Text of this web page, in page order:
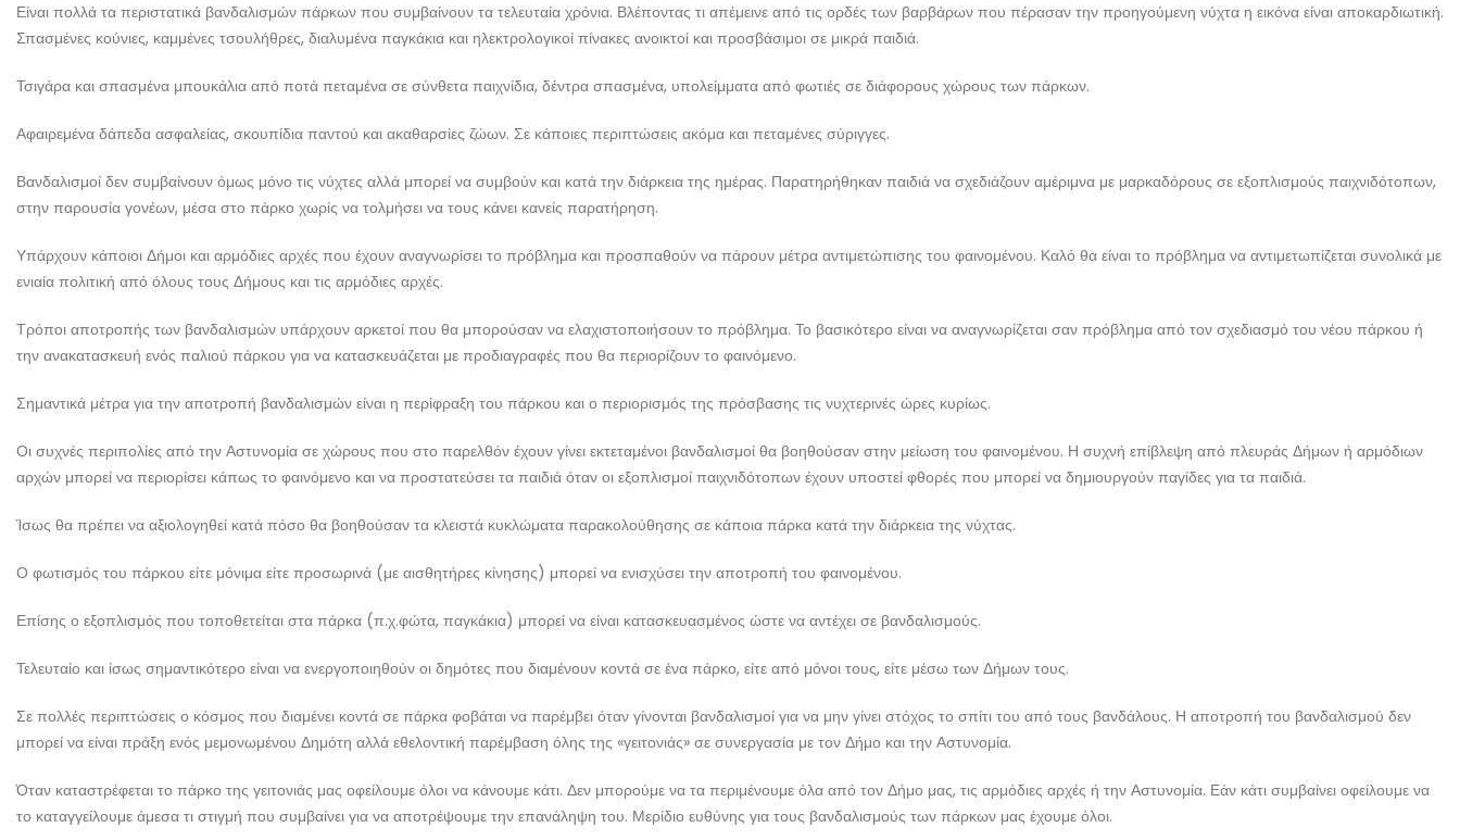
Είναι πολλά τα περιστατικά βανδαλισμών πάρκων που συμβαίνουν τα τελευταία χρόνια. Βλέποντας τι απέμεινε από τις ορδές των βαρβάρων που πέρασαν την προηγούμενη νύχτα η εικόνα είναι αποκαρδιωτική.
Σπασμένες κούνιες, καμμένες τσουλήθρες, διαλυμένα παγκάκια και ηλεκτρολογικοί πίνακες ανοικτοί και προσβάσιμοι σε μικρά παιδιά.
Τσιγάρα και σπασμένα μπουκάλια από ποτά πεταμένα σε σύνθετα παιχνίδια, δέντρα σπασμένα, υπολείμματα από φωτιές σε διάφορους χώρους των πάρκων.
Αφαιρεμένα δάπεδα ασφαλείας, σκουπίδια παντού και ακαθαρσίες ζώων. Σε κάποιες περιπτώσεις ακόμα και πεταμένες σύριγγες.
Βανδαλισμοί δεν συμβαίνουν όμως μόνο τις νύχτες αλλά μπορεί να συμβούν και κατά την διάρκεια της ημέρας. Παρατηρήθηκαν παιδιά να σχεδιάζουν αμέριμνα με μαρκαδόρους σε εξοπλισμούς παιχνιδότοπων,
στην παρουσία γονέων, μέσα στο πάρκο χωρίς να τολμήσει να τους κάνει κανείς παρατήρηση.
Υπάρχουν κάποιοι Δήμοι και αρμόδιες αρχές που έχουν αναγνωρίσει το πρόβλημα και προσπαθούν να πάρουν μέτρα αντιμετώπισης του φαινομένου. Καλό θα είναι το πρόβλημα να αντιμετωπίζεται συνολικά με
ενιαία πολιτική από όλους τους Δήμους και τις αρμόδιες αρχές.
Τρόποι αποτροπής των βανδαλισμών υπάρχουν αρκετοί που θα μπορούσαν να ελαχιστοποιήσουν το πρόβλημα. Το βασικότερο είναι να αναγνωρίζεται σαν πρόβλημα από τον σχεδιασμό του νέου πάρκου ή
την ανακατασκευή ενός παλιού πάρκου για να κατασκευάζεται με προδιαγραφές που θα περιορίζουν το φαινόμενο.
Σημαντικά μέτρα για την αποτροπή βανδαλισμών είναι η περίφραξη του πάρκου και ο περιορισμός της πρόσβασης τις νυχτερινές ώρες κυρίως.
Οι συχνές περιπολίες από την Αστυνομία σε χώρους που στο παρελθόν έχουν γίνει εκτεταμένοι βανδαλισμοί θα βοηθούσαν στην μείωση του φαινομένου. Η συχνή επίβλεψη από πλευράς Δήμων ή αρμόδιων
αρχών μπορεί να περιορίσει κάπως το φαινόμενο και να προστατεύσει τα παιδιά όταν οι εξοπλισμοί παιχνιδότοπων έχουν υποστεί φθορές που μπορεί να δημιουργούν παγίδες για τα παιδιά.
Ίσως θα πρέπει να αξιολογηθεί κατά πόσο θα βοηθούσαν τα κλειστά κυκλώματα παρακολούθησης σε κάποια πάρκα κατά την διάρκεια της νύχτας.
Ο φωτισμός του πάρκου είτε μόνιμα είτε προσωρινά (με αισθητήρες κίνησης) μπορεί να ενισχύσει την αποτροπή του φαινομένου.
Επίσης ο εξοπλισμός που τοποθετείται στα πάρκα (π.χ.φώτα, παγκάκια) μπορεί να είναι κατασκευασμένος ώστε να αντέχει σε βανδαλισμούς.
Τελευταίο και ίσως σημαντικότερο είναι να ενεργοποιηθούν οι δημότες που διαμένουν κοντά σε ένα πάρκο, είτε από μόνοι τους, είτε μέσω των Δήμων τους.
Σε πολλές περιπτώσεις ο κόσμος που διαμένει κοντά σε πάρκα φοβάται να παρέμβει όταν γίνονται βανδαλισμοί για να μην γίνει στόχος το σπίτι του από τους βανδάλους. Η αποτροπή του βανδαλισμού δεν
μπορεί να είναι πράξη ενός μεμονωμένου Δημότη αλλά εθελοντική παρέμβαση όλης της «γειτονιάς» σε συνεργασία με τον Δήμο και την Αστυνομία.
Όταν καταστρέφεται το πάρκο της γειτονιάς μας οφείλουμε όλοι να κάνουμε κάτι. Δεν μπορούμε να τα περιμένουμε όλα από τον Δήμο μας, τις αρμόδιες αρχές ή την Αστυνομία. Εάν κάτι συμβαίνει οφείλουμε να
το καταγγείλουμε άμεσα τι στιγμή που συμβαίνει για να αποτρέψουμε την επανάληψη του. Μερίδιο ευθύνης για τους βανδαλισμούς των πάρκων μας έχουμε όλοι.